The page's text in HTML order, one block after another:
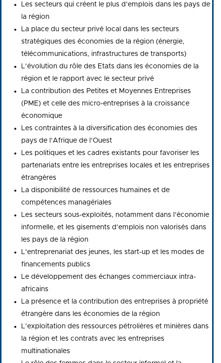
Les secteurs qui créent le plus d’emplois dans les pays de
la région
La place du secteur privé local dans les secteurs
stratégiques des économies de la région (énergie,
télécommunications, infrastructures de transports)
L’évolution du rôle des Etats dans les économies de la
région et le rapport avec le secteur privé
La contribution des Petites et Moyennes Entreprises
(PME) et celle des micro-entreprises à la croissance
économique
Les contraintes à la diversification des économies des
pays de l’Afrique de l’Ouest
Les politiques et les cadres existants pour favoriser les
partenariats entre les entreprises locales et les entreprises
étrangères
La disponibilité de ressources humaines et de
compétences managériales
Les secteurs sous-exploités, notamment dans l’économie
informelle, et les gisements d’emplois non valorisés dans
les pays de la région
L’entreprenariat des jeunes, les start-up et les modes de
financements publics
Le développement des échanges commerciaux intra-
africains
La présence et la contribution des entreprises à propriété
étrangère dans les économies de la région
L’exploitation des ressources pétrolières et minières dans
la région et les contrats avec les entreprises
multinationales